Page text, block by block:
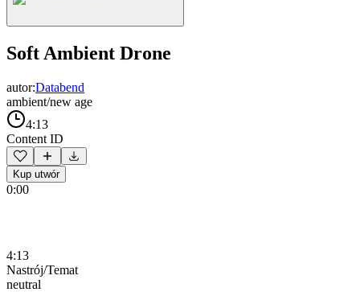
Soft Ambient Drone
autor:Databend
ambient/new age
4:13
Content ID
Kup utwór
0:00
4:13
Nastrój/Temat
neutral